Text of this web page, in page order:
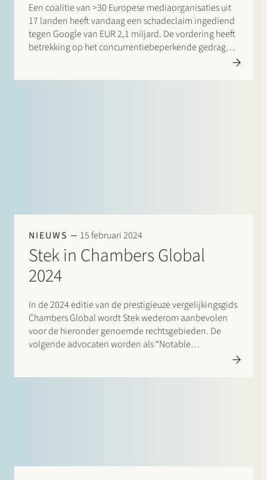
Een coalitie van >30 Europese mediaorganisaties uit
17 landen heeft vandaag een schadeclaim ingediend
tegen Google van EUR 2,1 miljard. De vordering heeft
betrekking op het concurrentiebeperkende gedrag
NIEUWS 15 februari 2024
Stek in Chambers Global
2024
In de 2024 editie van de prestigieuze vergelijkingsgids
Chambers Global wordt Stek wederom aanbevolen
voor de hieronder genoemde rechtsgebieden. De
volgende advocaten worden als “Notable
Practitioners” aangeduid: Banking & Finance: Sharon